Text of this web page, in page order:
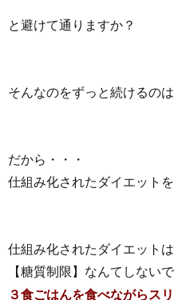
と避けて通りますか？
そんなのをずっと続けるの
だから・・・
仕組み化されたダイエット
仕組み化されたダイエットは
【糖質制限】なんてしないで
３食ごはんを食べながらス